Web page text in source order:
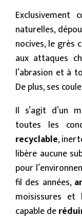
Exclusivement
naturelles,
nocives, le grès
aux attaques
l’abrasion et à
De plus, ses
Il s’agit d’un
toutes les
recyclable,
libère aucune
pour
fil des années,
moisissures et
capable de